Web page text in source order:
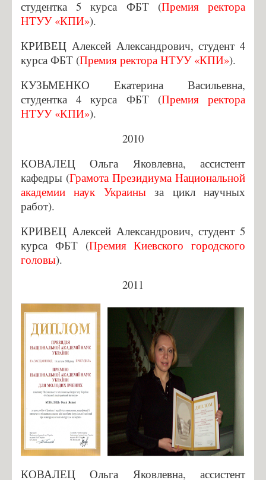
студентка 5 курса ФБТ (Премия ректора
НТУУ «КПИ»).
КРИВЕЦ Алексей Александрович, студент 4
курса ФБТ (Премия ректора НТУУ «КПИ»).
КУЗЬМЕНКО Екатерина Васильевна,
студентка 4 курса ФБТ (Премия ректора
НТУУ «КПИ»).
2010
КОВАЛЕЦ Ольга Яковлевна, ассистент
кафедры (Грамота Президиума Национальной
академии наук Украиныза цикл научных
работ).
КРИВЕЦ Алексей Александрович, студент 5
курса ФБТ (Премия Киевского городского
головы).
2011
КОВАЛЕЦ Ольга Яковлевна, ассистент